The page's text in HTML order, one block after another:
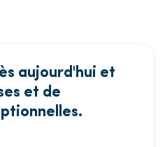
aujourd'hui et
et de